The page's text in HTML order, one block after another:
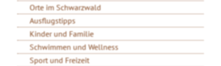
Orte im Schwarzwald
Ausflugstipps
Kinder und Familie
Schwimmen und Wellness
Sport und Freizeit